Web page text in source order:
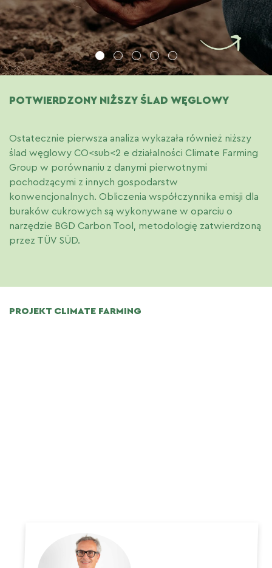
1 2 3 4 5
POTWIERDZONY NIŻSZY ŚLAD WĘGLOWY
Ostatecznie pierwsza analiza wykazała również niższy
ślad węglowy CO<sub<2 e działalności Climate Farming
Group w porównaniu z danymi pierwotnymi
pochodzącymi z innych gospodarstw
konwencjonalnych. Obliczenia współczynnika emisji dla
buraków cukrowych są wykonywane w oparciu o
narzędzie BGD Carbon Tool, metodologię zatwierdzoną
przez TÜV SÜD.
PROJEKT CLIMATE FARMING